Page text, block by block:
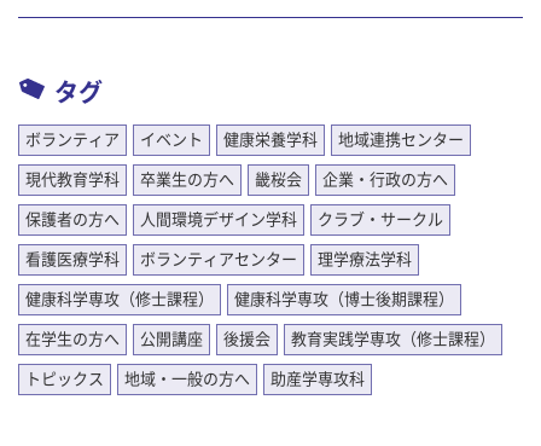
タグ
ボランティア イベント 健康栄養学科 地域連携センター
現代教育学科 卒業生の方へ 畿桜会 企業・行政の方へ
保護者の方へ 人間環境デザイン学科 クラブ・サークル
看護医療学科 ボランティアセンター 理学療法学科
健康科学専攻（修士課程） 健康科学専攻（博士後期課程）
在学生の方へ 公開講座 後援会 教育実践学専攻（修士課程）
トピックス 地域・一般の方へ 助産学専攻科